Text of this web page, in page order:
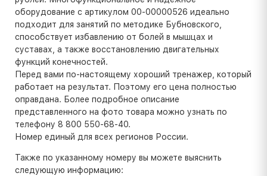
оборудование с артикулом 00-00000526 идеально
подходит для занятий по методике Бубновского,
способствует избавлению от болей в мышцах и
суставах, а также восстановлению двигательных
функций конечностей.
Перед вами по-настоящему хороший тренажер, который
работает на результат. Поэтому его цена полностью
оправдана. Более подробное описание
представленного на фото товара можно узнать по
телефону 8 800 550-68-40.
Номер единый для всех регионов России.
Также по указанному номеру вы можете выяснить
следующую информацию: